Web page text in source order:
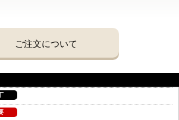
ご注文について